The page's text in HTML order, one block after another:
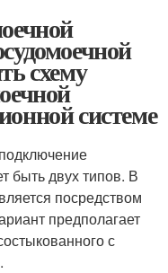
схему
системе
быть двух типов. В
посредством
предполагает
с